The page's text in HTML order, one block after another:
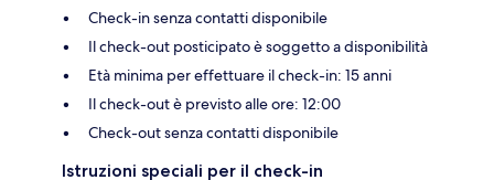
Check-in senza contatti disponibile
Il check-out posticipato è soggetto a disponibilità
Età minima per effettuare il check-in: 15 anni
Il check-out è previsto alle ore: 12:00
Check-out senza contatti disponibile
Istruzioni speciali per il check-in